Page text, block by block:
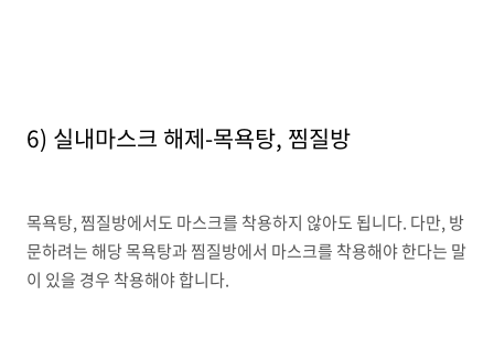
6) 실내마스크 해제-목욕탕, 찜질방
목욕탕, 찜질방에서도 마스크를 착용하지 않아도 됩니다. 다만, 방
문하려는 해당 목욕탕과 찜질방에서 마스크를 착용해야 한다는 말
이 있을 경우 착용해야 합니다.